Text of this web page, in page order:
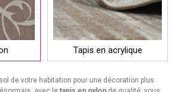
Tapis en acrylique
de votre habitation pour une décoration plus